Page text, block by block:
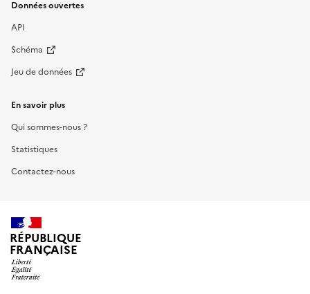
Données ouvertes
API
Schéma
Jeu de données
En savoir plus
Qui sommes-nous ?
Statistiques
Contactez-nous
RÉPUBLIQUE
FRANÇAISE